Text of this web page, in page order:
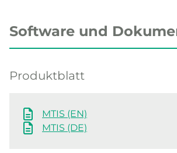
Software und
Produktblatt
MTIS (EN)
MTIS (DE)